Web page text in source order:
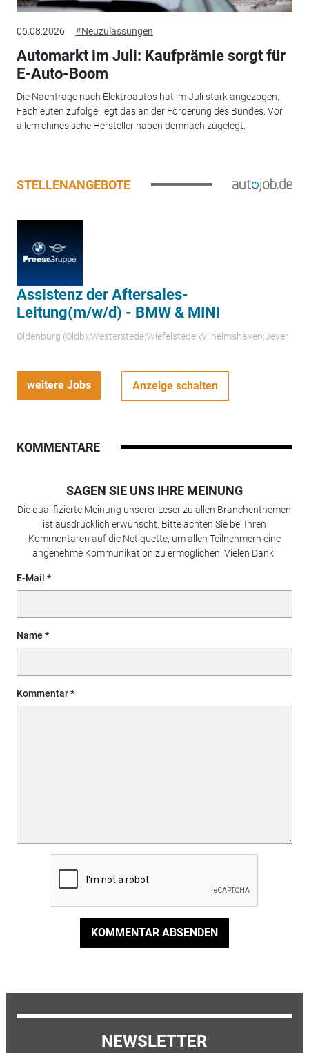
06.08.2026 #Neuzulassungen
Automarkt im Juli: Kaufprämie sorgt für
E-Auto-Boom
Die Nachfrage nach Elektroautos hat im Juli stark angezogen.
Fachleuten zufolge liegt das an der Förderung des Bundes. Vor
allem chinesische Hersteller haben demnach zugelegt.
STELLENANGEBOTE
Assistenz der Aftersales-
Leitung(m/w/d) - BMW & MINI
Oldenburg (Oldb);Westerstede;Wiefelstede;Wilhelmshaven;Jever
weitere Jobs Anzeige schalten
KOMMENTARE
SAGEN SIE UNS IHRE MEINUNG
Die qualifizierte Meinung unserer Leser zu allen Branchenthemen
ist ausdrücklich erwünscht. Bitte achten Sie bei Ihren
Kommentaren auf die Netiquette, um allen Teilnehmern eine
angenehme Kommunikation zu ermöglichen. Vielen Dank!
E-Mail
Name
Kommentar
KOMMENTAR ABSENDEN
NEWSLETTER